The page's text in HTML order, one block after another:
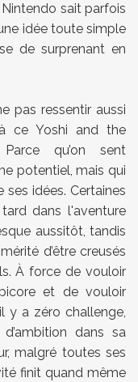
sait parfois
idée toute simple
de surprenant en
pas ressentir aussi
ce Yoshi and the
qu’on sent
potentiel, mais qui
idées. Certaines
dans l'aventure
aussitôt, tandis
d’être creusés
À force de vouloir
et de vouloir
y a zéro challenge,
dans sa
malgré toutes ses
finit quand même